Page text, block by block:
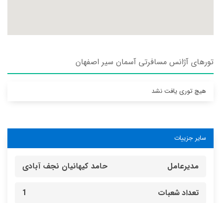
تورهای آژانس مسافرتی آسمان سير اصفهان
هیچ توری یافت نشد
سایر جزییات
مدیرعامل حامد کیهانیان نجف آبادی
تعداد شعبات 1